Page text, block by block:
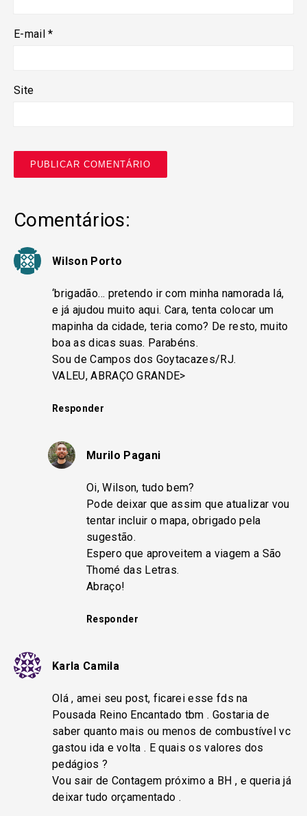
E-mail*
Site
Comentários:
Wilson Porto
‘brigadão… pretendo ir com minha namorada lá,
e já ajudou muito aqui. Cara, tenta colocar um
mapinha da cidade, teria como? De resto, muito
boa as dicas suas. Parabéns.
Sou de Campos dos Goytacazes/RJ.
VALEU, ABRAÇO GRANDE>
Responder
Murilo Pagani
Oi, Wilson, tudo bem?
Pode deixar que assim que atualizar vou
tentar incluir o mapa, obrigado pela
sugestão.
Espero que aproveitem a viagem a São
Thomé das Letras.
Abraço!
Responder
Karla Camila
Olá , amei seu post, ficarei esse fds na
Pousada Reino Encantado tbm . Gostaria de
saber quanto mais ou menos de combustível vc
gastou ida e volta . E quais os valores dos
pedágios ?
Vou sair de Contagem próximo a BH , e queria já
deixar tudo orçamentado .